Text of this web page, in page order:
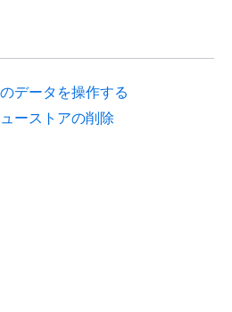
データを操作する
ーストアの削除